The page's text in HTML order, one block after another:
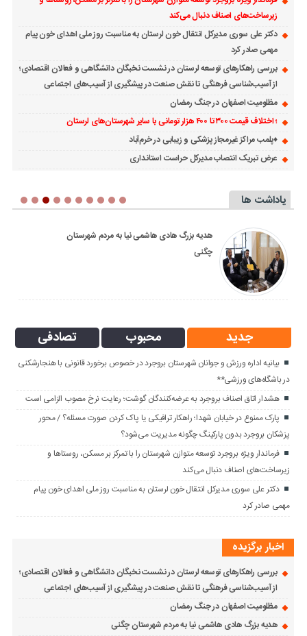
زیرساخت‌های اصناف دنبال می‌کند
دکتر علی سوری مدیرکل انتقال خون لرستان به مناسبت روز ملی اهدای خون پیام
مهمی صادر کرد
بررسی راهکارهای توسعه لرستان در نشست نخبگان دانشگاهی و فعالان اقتصادی؛
از آسیب‌شناسی فرهنگی تا نقش صنعت در پیشگیری از آسیب‌های اجتماعی
مظلومیت اصفهان در جنگ رمضان
؛ اختلاف قیمت ۳۰۰ تا ۴۰۰ هزار تومانی با سایر شهرستان‌های لرستان
♦️پلمب مراکز غیرمجاز پزشکی و زیبابی در خرم‌آباد
عرض تبریک انتصاب مدیرکل حراست استانداری
یاداشت ها
پیگیری جدی دستگاه قضا در پرونده مرگ
ورزشکار در بروجرد؛
جدید محبوب تصادفی
بیانیه اداره ورزش و جوانان شهرستان بروجرد در خصوص برخورد قانونی با هنجارشکنی
در باشگاه‌های ورزشی**
هشدار اتاق اصناف بروجرد به عرضه‌کنندگان گوشت؛ رعایت نرخ مصوب الزامی است
پارک ممنوع در خیابان شهدا؛ راهکار ترافیکی یا پاک کردن صورت مسئله؟ / محور
پزشکان بروجرد بدون پارکینگ چگونه مدیریت می‌شود؟
فرماندار ویژه بروجرد توسعه متوازن شهرستان را با تمرکز بر مسکن، روستاها و
زیرساخت‌های اصناف دنبال می‌کند
دکتر علی سوری مدیرکل انتقال خون لرستان به مناسبت روز ملی اهدای خون پیام
مهمی صادر کرد
اخبار برگزیده
بررسی راهکارهای توسعه لرستان در نشست نخبگان دانشگاهی و فعالان اقتصادی؛
از آسیب‌شناسی فرهنگی تا نقش صنعت در پیشگیری از آسیب‌های اجتماعی
مظلومیت اصفهان در جنگ رمضان
هدیه بزرگ هادی هاشمی نیا به مردم شهرستان چگنی